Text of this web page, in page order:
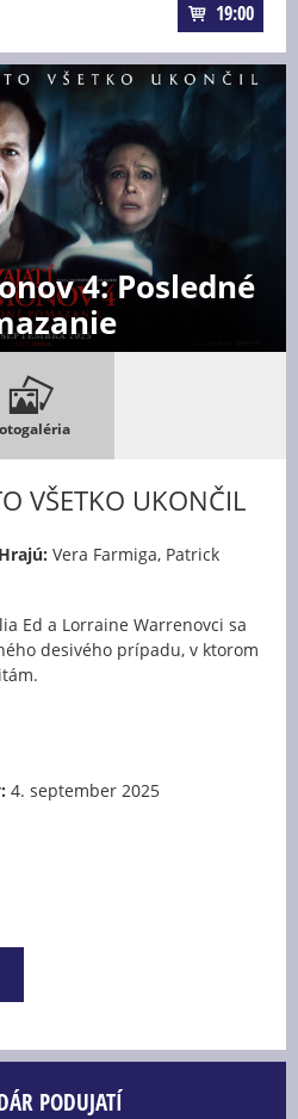
19:00
4: Posledné
VŠETKO UKONČIL
Hrajú: Vera Farmiga, Patrick
Ed a Lorraine Warrenovci sa
desivého prípadu, v ktorom
4. september 2025
PODUJATÍ